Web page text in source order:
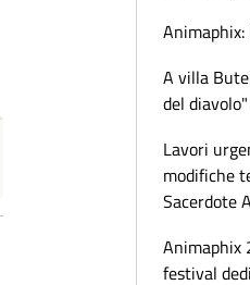
A villa
del
Lavori
modifiche
Sacerdote
Animaphix
festival